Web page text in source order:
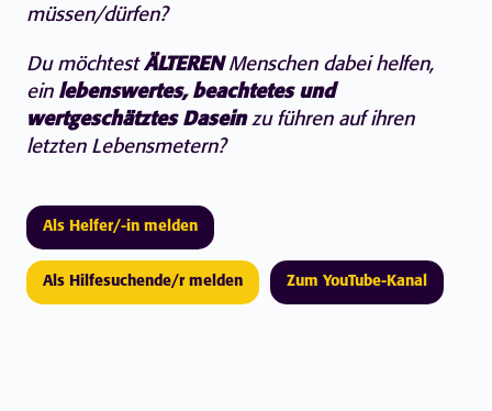
müssen/dürfen?
Du möchtestÄLTERENMenschen dabei helfen,
ein lebenswertes, beachtetes und
wertgeschätztes Daseinzu führen auf ihren
letzten Lebensmetern?
Als Helfer/-in melden
Als Hilfesuchende/r melden Zum YouTube-Kanal